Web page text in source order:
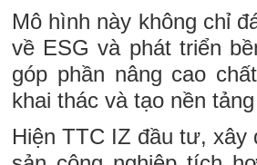
Mô hình này không chỉ
về ESG và phát triển
góp phần nâng cao
khai thác và tạo nền
Hiện TTC IZ đầu tư, xây